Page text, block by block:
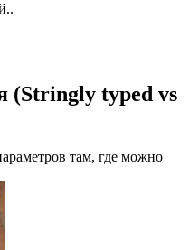
(Stringly typed vs
там, где можно